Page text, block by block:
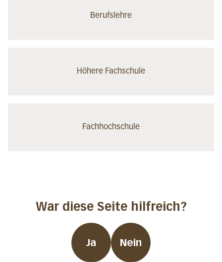
Berufslehre
Höhere Fachschule
Fachhochschule
War diese Seite hilfreich?
Ja Nein